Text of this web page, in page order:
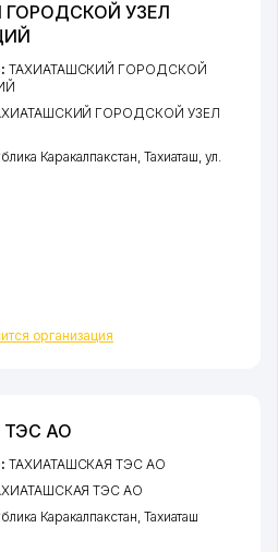
УЗЕЛ
организация
ТАХИАТАШСКИЙ ГОРОДСКОЙ
ГОРОДСКОЙ УЗЕЛ
Каракалпакстан, Тахиаташ,ул.
ТЭС АО
ТАХИАТАШСКАЯ ТЭС АО
ТЭС АО
Каракалпакстан, Тахиаташ